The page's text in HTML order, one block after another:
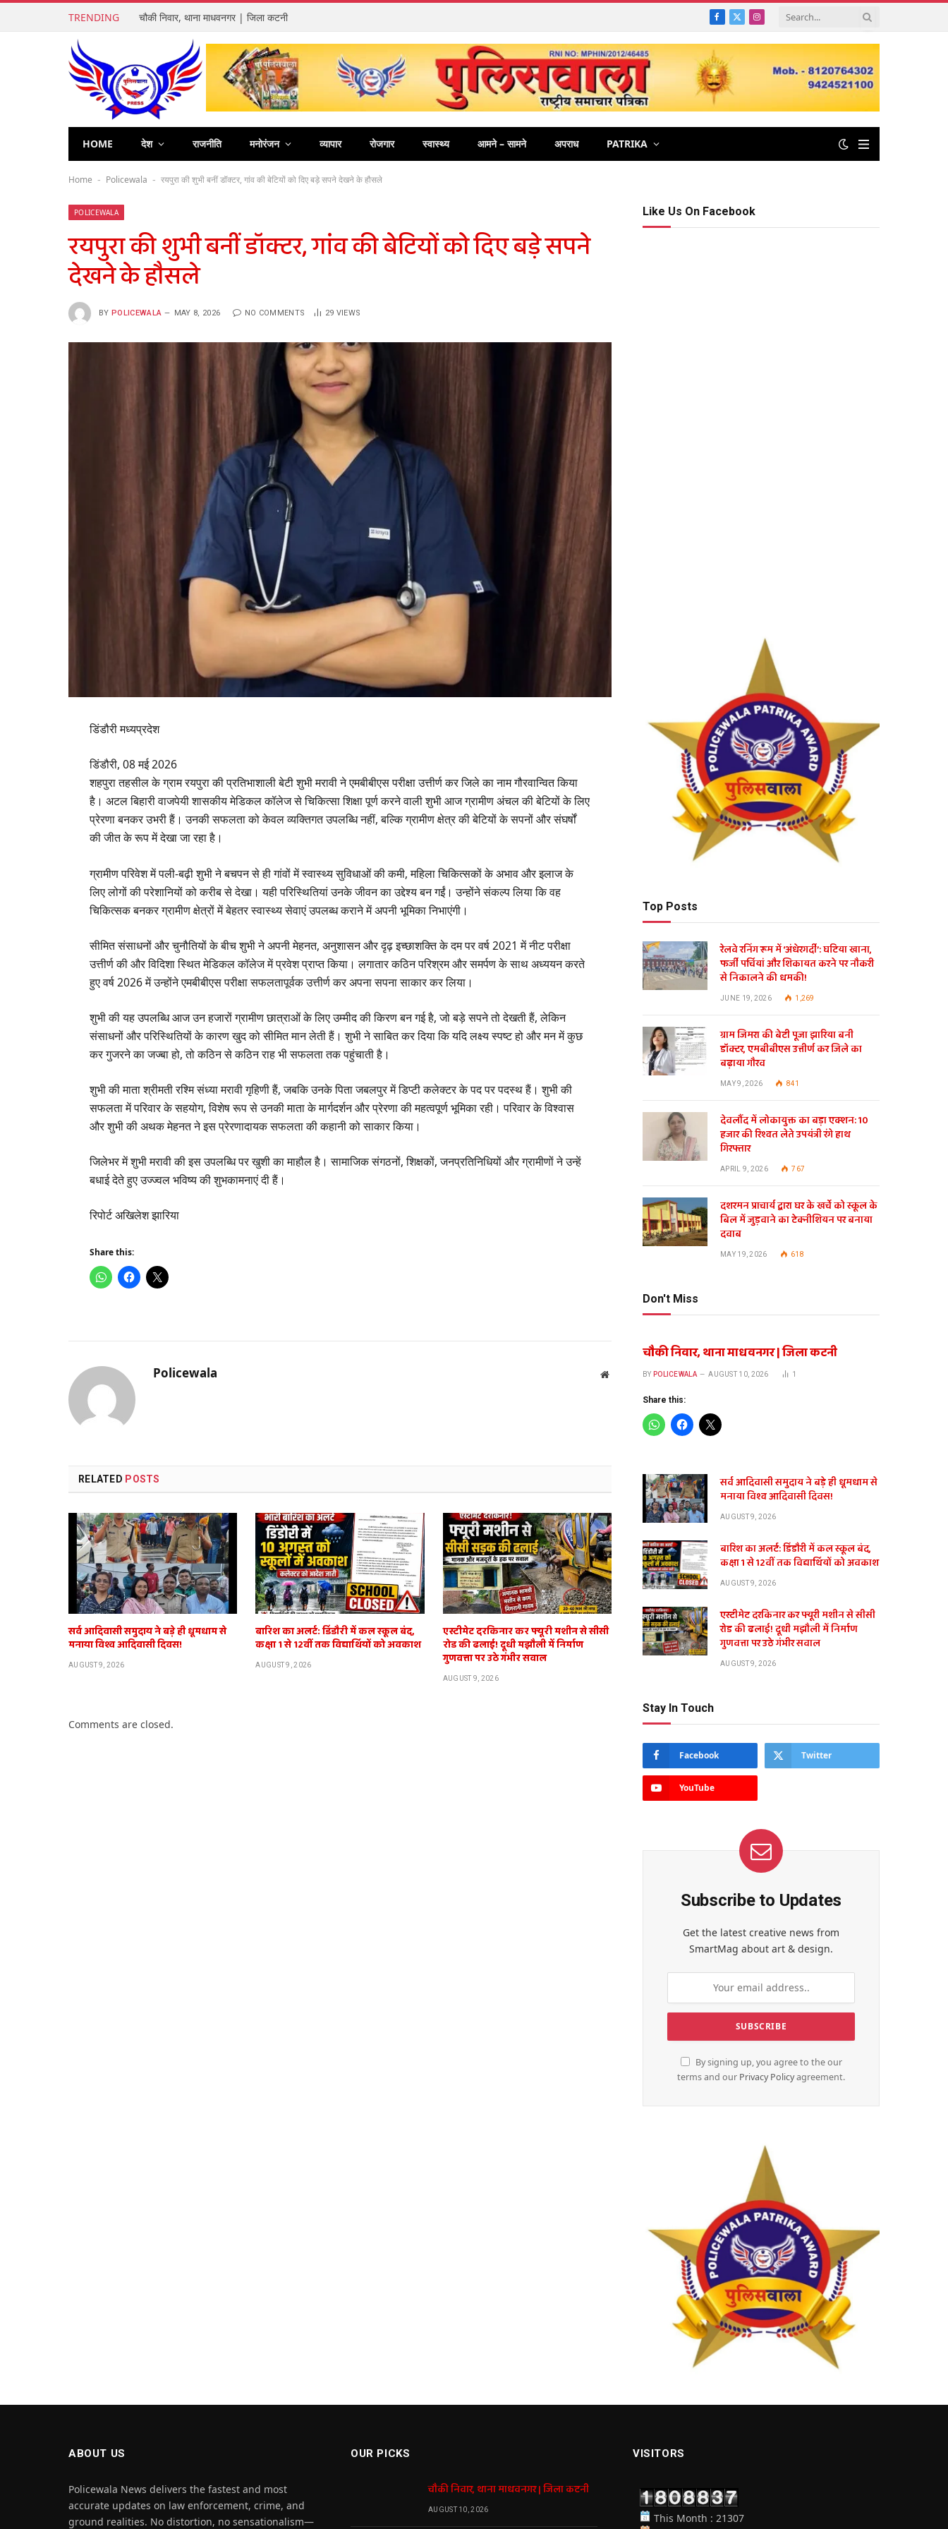
TRENDING चौकी निवार, थाना माधवनगर | जिला कटनी Facebook
X
Instagram
HOME देश राजनीति मनोरंजन व्यापार रोजगार स्वास्थ्य आमने – सामने अपराध PATRIKA
Home - Policewala - रयपुरा की शुभी बनीं डॉक्टर, गांव की बेटियों को दिए बड़े सपने देखने के हौसले
POLICEWALA
रयपुरा की शुभी बनीं डॉक्टर, गांव की बेटियों को दिए बड़े सपने
देखने के हौसले
BY POLICEWALA MAY 8, 2026 NO COMMENTS 29 VIEWS
डिंडौरी मध्यप्रदेश
डिंडौरी, 08 मई 2026
शहपुरा तहसील के ग्राम रयपुरा की प्रतिभाशाली बेटी शुभी मरावी ने एमबीबीएस परीक्षा उत्तीर्ण कर जिले का नाम गौरवान्वित किया
है। अटल बिहारी वाजपेयी शासकीय मेडिकल कॉलेज से चिकित्सा शिक्षा पूर्ण करने वाली शुभी आज ग्रामीण अंचल की बेटियों के लिए
प्रेरणा बनकर उभरी हैं। उनकी सफलता को केवल व्यक्तिगत उपलब्धि नहीं, बल्कि ग्रामीण क्षेत्र की बेटियों के सपनों और संघर्षों
की जीत के रूप में देखा जा रहा है।
ग्रामीण परिवेश में पली-बढ़ी शुभी ने बचपन से ही गांवों में स्वास्थ्य सुविधाओं की कमी, महिला चिकित्सकों के अभाव और इलाज के
लिए लोगों की परेशानियों को करीब से देखा। यही परिस्थितियां उनके जीवन का उद्देश्य बन गईं। उन्होंने संकल्प लिया कि वह
चिकित्सक बनकर ग्रामीण क्षेत्रों में बेहतर स्वास्थ्य सेवाएं उपलब्ध कराने में अपनी भूमिका निभाएंगी।
सीमित संसाधनों और चुनौतियों के बीच शुभी ने अपनी मेहनत, अनुशासन और दृढ़ इच्छाशक्ति के दम पर वर्ष 2021 में नीट परीक्षा
उत्तीर्ण की और विदिशा स्थित मेडिकल कॉलेज में प्रवेश प्राप्त किया। लगातार कठिन परिश्रम और समर्पण के साथ अध्ययन करते
हुए वर्ष 2026 में उन्होंने एमबीबीएस परीक्षा सफलतापूर्वक उत्तीर्ण कर अपना सपना साकार कर लिया।
शुभी की यह उपलब्धि आज उन हजारों ग्रामीण छात्राओं के लिए उम्मीद की किरण बन गई है, जो बड़े सपने तो देखती हैं, लेकिन
संसाधनों और परिस्थितियों के कारण खुद को सीमित मान लेती हैं। शुभी ने साबित कर दिया कि यदि लक्ष्य स्पष्ट हो और मन में कुछ
कर गुजरने का जज्बा हो, तो कठिन से कठिन राह भी सफलता तक पहुंचाती है।
शुभी की माता श्रीमती रश्मि संध्या मरावी गृहिणी हैं, जबकि उनके पिता जबलपुर में डिप्टी कलेक्टर के पद पर पदस्थ हैं। शुभी की
सफलता में परिवार के सहयोग, विशेष रूप से उनकी माता के मार्गदर्शन और प्रेरणा की महत्वपूर्ण भूमिका रही। परिवार के विश्वास
और शुभी की अथक मेहनत ने इस प्रेरणादायक सफलता की कहानी को साकार किया।
जिलेभर में शुभी मरावी की इस उपलब्धि पर खुशी का माहौल है। सामाजिक संगठनों, शिक्षकों, जनप्रतिनिधियों और ग्रामीणों ने उन्हें
बधाई देते हुए उज्ज्वल भविष्य की शुभकामनाएं दी हैं।
रिपोर्ट अखिलेश झारिया
Share this:
Policewala Website
RELATED POSTS
सर्व आदिवासी समुदाय ने बड़े ही धूमधाम से
मनाया विश्व आदिवासी दिवस!
AUGUST 9, 2026
बारिश का अलर्ट: डिंडौरी में कल स्कूल बंद,
कक्षा 1 से 12वीं तक विद्यार्थियों को अवकाश
AUGUST 9, 2026
एस्टीमेट दरकिनार कर फ्यूरी मशीन से सीसी
रोड की ढलाई! दूधी मझौली में निर्माण
गुणवत्ता पर उठे गंभीर सवाल
AUGUST 9, 2026
Comments are closed.
Like Us On Facebook
Top Posts
रेलवे रनिंग रूम में ‘अंधेरगर्दी’: घटिया खाना,
फर्जी पर्चियां और शिकायत करने पर नौकरी
से निकालने की धमकी!
JUNE 19, 2026 1,269
ग्राम जिमरा की बेटी पूजा झारिया बनी
डॉक्टर, एमबीबीएस उत्तीर्ण कर जिले का
बढ़ाया गौरव
MAY 9, 2026 841
देवलौंद में लोकायुक्त का बड़ा एक्शन: 10
हजार की रिश्वत लेते उपयंत्री रंगे हाथ
गिरफ्तार
APRIL 9, 2026 767
दशरमन प्राचार्य द्वारा घर के खर्चे को स्कूल के
बिल में जुड़वाने का टेक्नीशियन पर बनाया
दवाब
MAY 19, 2026 618
Don't Miss
चौकी निवार, थाना माधवनगर | जिला कटनी
BY POLICEWALA AUGUST 10, 2026 1
Share this:
सर्व आदिवासी समुदाय ने बड़े ही धूमधाम से
मनाया विश्व आदिवासी दिवस!
AUGUST 9, 2026
बारिश का अलर्ट: डिंडौरी में कल स्कूल बंद,
कक्षा 1 से 12वीं तक विद्यार्थियों को अवकाश
AUGUST 9, 2026
एस्टीमेट दरकिनार कर फ्यूरी मशीन से सीसी
रोड की ढलाई! दूधी मझौली में निर्माण
गुणवत्ता पर उठे गंभीर सवाल
AUGUST 9, 2026
Stay In Touch
Facebook Twitter
YouTube
Subscribe to Updates
Get the latest creative news from
SmartMag about art & design.
By signing up, you agree to the our
terms and our Privacy Policyagreement.
ABOUT US
Policewala News delivers the fastest and most
accurate updates on law enforcement, crime, and
ground realities. No distortion, no sensationalism—
OUR PICKS
चौकी निवार, थाना माधवनगर | जिला कटनी
AUGUST 10, 2026
VISITORS
This Month : 21307